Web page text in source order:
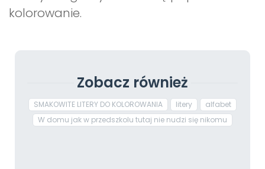
kolorowanie.
Zobacz również
SMAKOWITE LITERY DO KOLOROWANIA litery
alfabet
W domu jak w przedszkolu tutaj nie nudzi się nikomu